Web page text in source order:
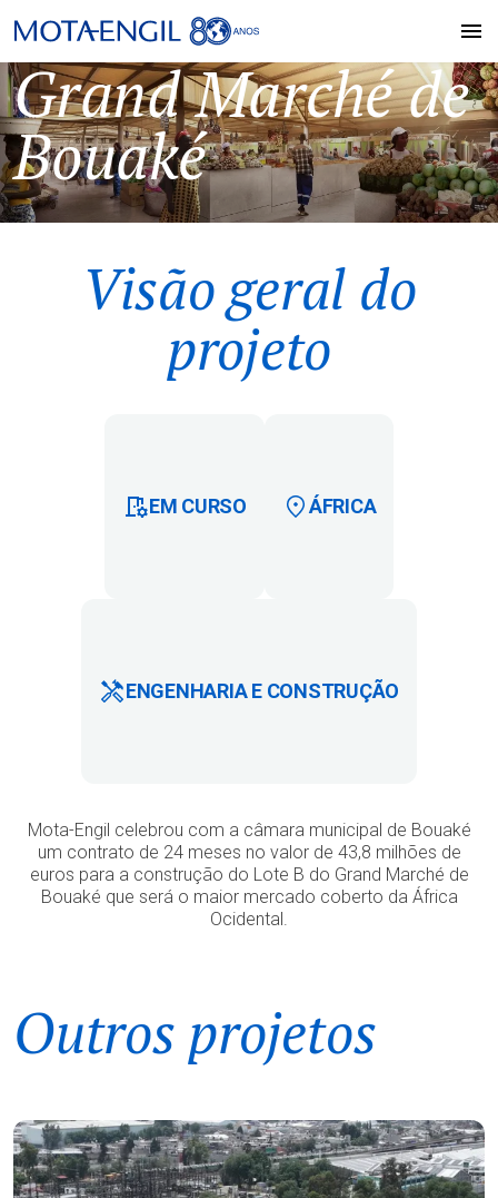
Grand Marché de
Bouaké
Visão geral do
projeto
EM CURSO ÁFRICA
ENGENHARIA E CONSTRUÇÃO
Mota-Engil celebrou com a câmara municipal de Bouaké
um contrato de 24 meses no valor de 43,8 milhões de
euros para a construção do Lote B do Grand Marché de
Bouaké que será o maior mercado coberto da África
Ocidental.
Outros projetos